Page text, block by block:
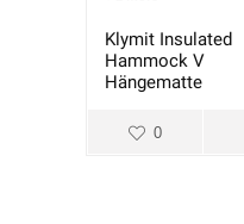
Klymit Insulated
Hammock V
Hängematte
0